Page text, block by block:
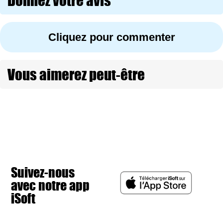
Cliquez pour commenter
Vous aimerez peut-être
Suivez-nous
avec notre app
iSoft